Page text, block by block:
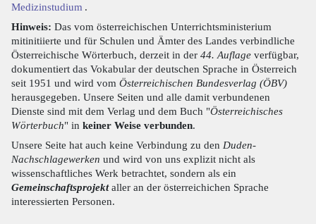
Medizinstudium .
Hinweis: Das vom österreichischen Unterrichtsministerium
mitinitiierte und für Schulen und Ämter des Landes verbindliche
Österreichische Wörterbuch, derzeit in der 44. Auflage verfügbar,
dokumentiert das Vokabular der deutschen Sprache in Österreich
seit 1951 und wird vom Österreichischen Bundesverlag (ÖBV)
herausgegeben. Unsere Seiten und alle damit verbundenen
Dienste sind mit dem Verlag und dem Buch "Österreichisches
Wörterbuch" in keiner Weise verbunden.
Unsere Seite hat auch keine Verbindung zu den Duden-
Nachschlagewerken und wird von uns explizit nicht als
wissenschaftliches Werk betrachtet, sondern als ein
Gemeinschaftsprojektaller an der österreichichen Sprache
interessierten Personen.